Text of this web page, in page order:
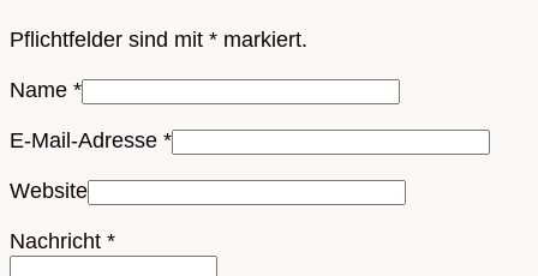
Pflichtfelder sind mit * markiert.
Name *
E-Mail-Adresse *
Website
Nachricht *